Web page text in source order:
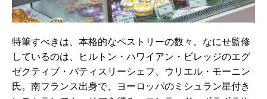
特筆すべきは、本格的なペストリーの数々。なにせ監修
しているのは、ヒルトン・ハワイアン・ビレッジのエグ
ゼクティブ・パティスリーシェフ、ウリエル・モーニン
氏。南フランス出身で、ヨーロッパのミシュラン星付き